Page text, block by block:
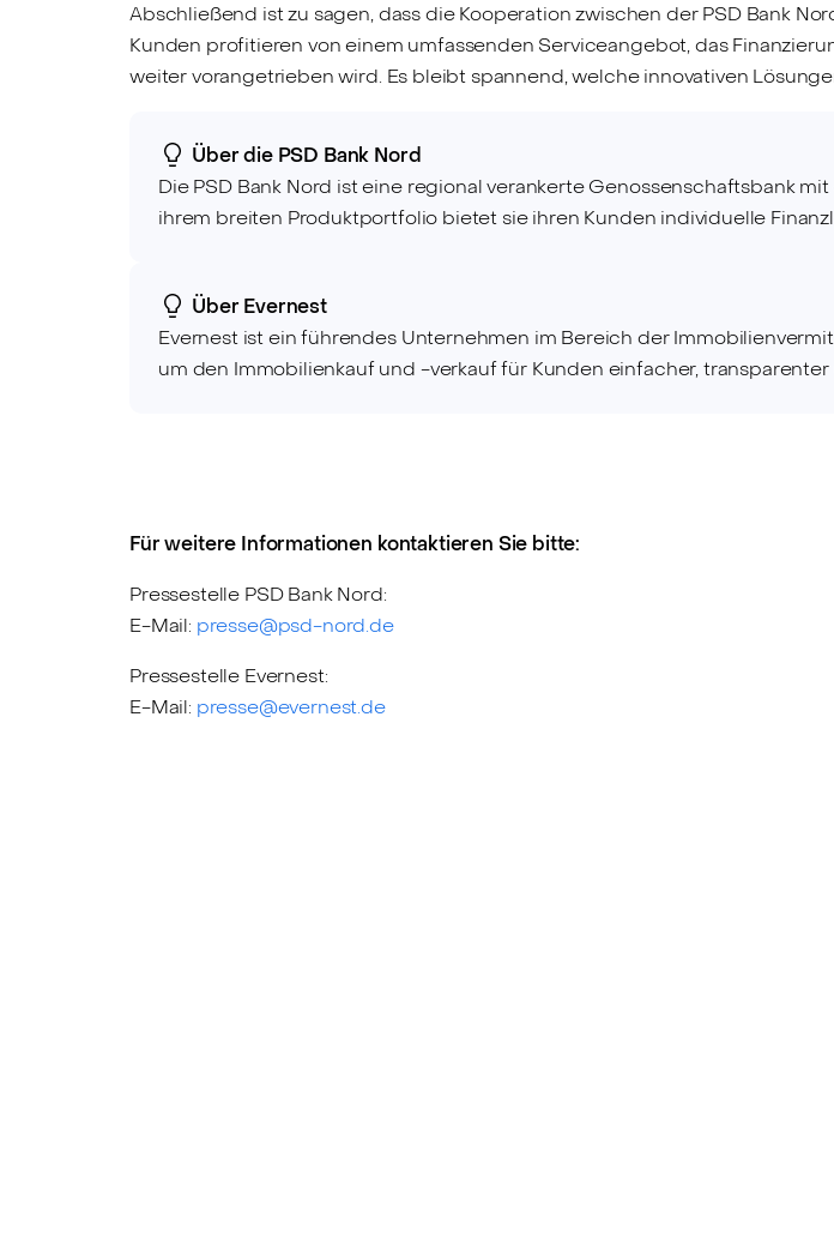
Abschließend ist zu sagen, dass die Kooperation zwischen der PSD Bank
Kunden profitieren von einem umfassenden Serviceangebot, das
weiter vorangetrieben wird. Es bleibt spannend, welche innovativen
Über die PSD Bank Nord
Die PSD Bank Nord ist eine regional verankerte Genossenschaftsbank
ihrem breiten Produktportfolio bietet sie ihren Kunden individuelle
Über Evernest
Evernest ist ein führendes Unternehmen im Bereich der
um den Immobilienkauf und -verkauf für Kunden einfacher,
Für weitere Informationen kontaktieren Sie bitte:
Pressestelle PSD Bank Nord:
E-Mail: presse@psd-nord.de
Pressestelle Evernest:
E-Mail: presse@evernest.de